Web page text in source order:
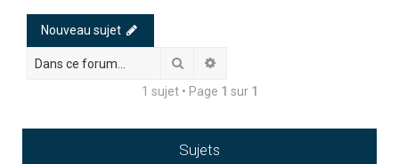
Nouveau sujet
Rechercher
1 sujet • Page 1 sur 1
Sujets